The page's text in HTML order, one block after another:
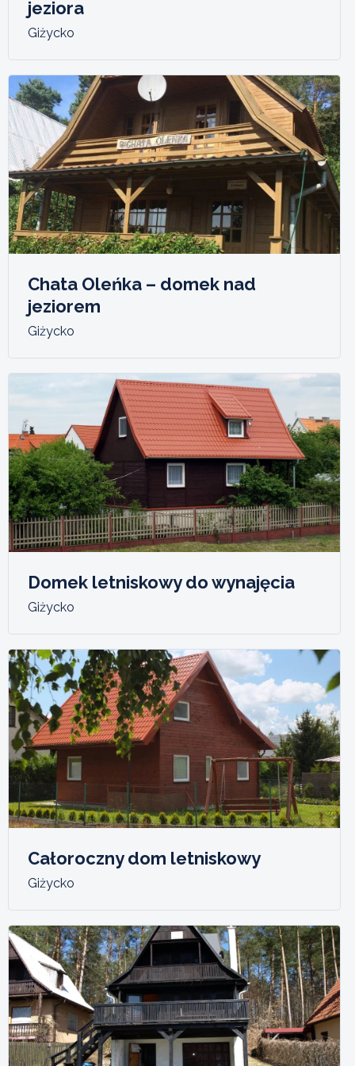
jeziora
Giżycko
Chata Oleńka – domek nad
jeziorem
Giżycko
Domek letniskowy do wynajęcia
Giżycko
Całoroczny dom letniskowy
Giżycko